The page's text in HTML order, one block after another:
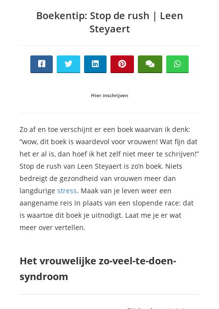
Boekentip: Stop de rush | Leen
Steyaert
Hier inschrijven
Zo af en toe verschijnt er een boek waarvan ik denk:
“wow, dit boek is waardevol voor vrouwen! Wat fijn dat
het er al is, dan hoef ik het zelf niet meer te schrijven!”
Stop de rush van Leen Steyaert is zo’n boek. Niets
bedreigt de gezondheid van vrouwen meer dan
langdurige stress. Maak van je leven weer een
aangename reis in plaats van een slopende race: dat
is waartoe dit boek je uitnodigt. Laat me je er wat
meer over vertellen.
Het vrouwelijke zo-veel-te-doen-
syndroom